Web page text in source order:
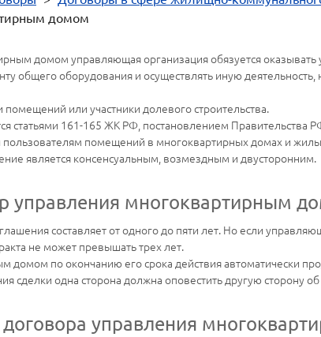
домом
домом управляющая организация обязуется
общего оборудования и осуществлять иную
или участники долевого строительства.
статьями 161-165 ЖК РФ, постановлением Правительства
пользователям помещений в многоквартирных домах и
является консенсуальным, возмездным и двусторонним.
управления многоквартирным
составляет от одного до пяти лет. Но если
не может превышать трех лет.
по окончанию его срока действия автоматически
сделки одна сторона должна оповестить другую сторону
управления